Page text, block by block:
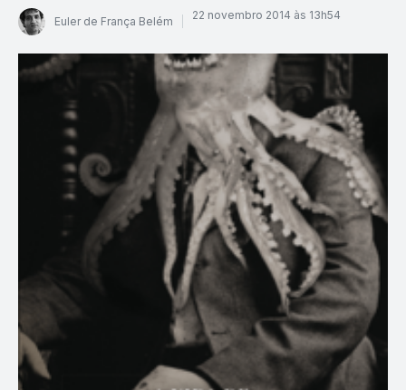
Euler de França Belém 22 novembro 2014 às 13h54